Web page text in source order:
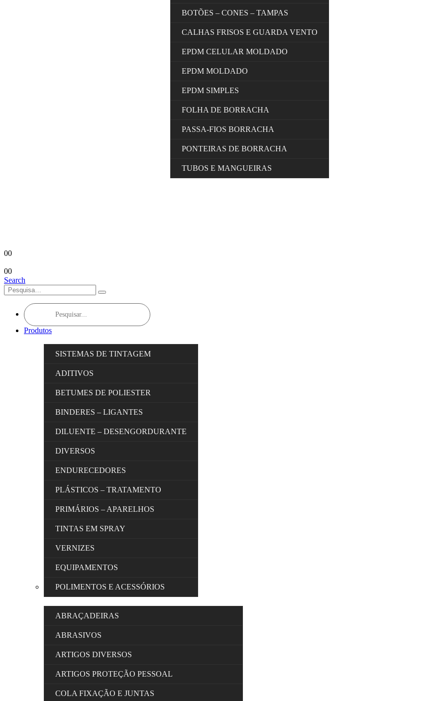
BOTÕES – CONES – TAMPAS
CALHAS FRISOS E GUARDA VENTO
EPDM CELULAR MOLDADO
EPDM MOLDADO
EPDM SIMPLES
FOLHA DE BORRACHA
PASSA-FIOS BORRACHA
PONTEIRAS DE BORRACHA
TUBOS E MANGUEIRAS
00
00
Search
Products
search
Produtos
SISTEMAS DE TINTAGEM
ADITIVOS
BETUMES DE POLIESTER
BINDERES – LIGANTES
DILUENTE – DESENGORDURANTE
DIVERSOS
ENDURECEDORES
PLÁSTICOS – TRATAMENTO
PRIMÁRIOS – APARELHOS
TINTAS EM SPRAY
VERNIZES
EQUIPAMENTOS
POLIMENTOS E ACESSÓRIOS
ABRAÇADEIRAS
ABRASIVOS
ARTIGOS DIVERSOS
ARTIGOS PROTEÇÃO PESSOAL
COLA FIXAÇÃO E JUNTAS